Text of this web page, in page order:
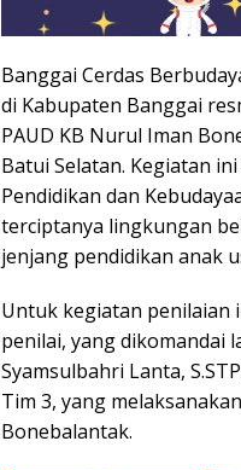
Banggai Cerdas
di Kabupaten Banggai
PAUD KB Nurul Iman
Batui Selatan. Kegiatan
Pendidikan dan
terciptanya lingkungan
jenjang pendidikan anak
Untuk kegiatan penilaian
penilai, yang dikomandai
Syamsulbahri Lanta,
Tim 3, yang
Bonebalantak.